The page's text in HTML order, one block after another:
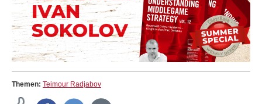
Themen: Teimour Radjabov